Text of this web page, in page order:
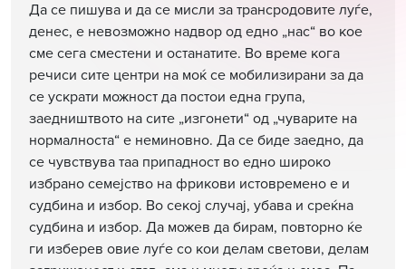
Да се пишува и да се мисли за трансродовите луѓе,
денес, е невозможно надвор од едно „нас“ во кое
сме сега сместени и останатите. Во време кога
речиси сите центри на моќ се мобилизирани за да
се ускрати можност да постои една група,
заедништвото на сите „изгонети“ од „чуварите на
нормалноста“ е неминовно. Да се биде заедно, да
се чувствува таа припадност во едно широко
избрано семејство на фрикови истовремено е и
судбина и избор. Во секој случај, убава и среќна
судбина и избор. Да можев да бирам, повторно ќе
ги изберев овие луѓе со кои делам светови, делам